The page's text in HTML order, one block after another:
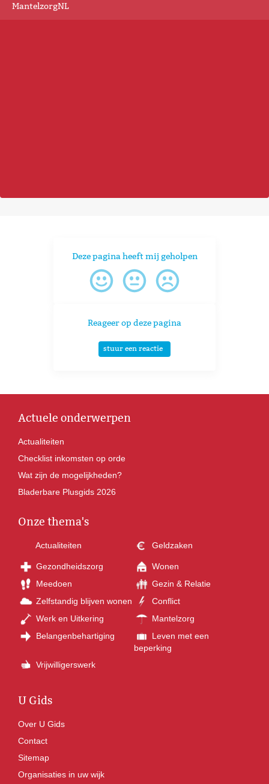
MantelzorgNL
Deze pagina heeft mij geholpen
Reageer op deze pagina
stuur een reactie
Actuele onderwerpen
Actualiteiten
Checklist inkomsten op orde
Wat zijn de mogelijkheden?
Bladerbare Plusgids 2026
Onze thema's
Actualiteiten Geldzaken
Gezondheidszorg
Wonen
Meedoen
Gezin & Relatie
Zelfstandig blijven wonen
Conflict
Werk en Uitkering
Mantelzorg
Belangenbehartiging
Leven met een
beperking
Vrijwilligerswerk
U Gids
Over U Gids
Contact
Sitemap
Organisaties in uw wijk